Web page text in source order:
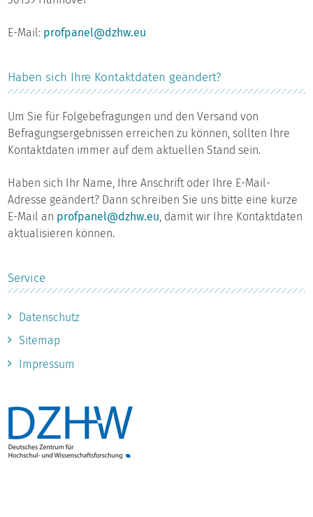
E-Mail: profpanel@dzhw.eu
Haben sich Ihre Kontaktdaten geändert?
Um Sie für Folgebefragungen und den Versand von
Befragungsergebnissen erreichen zu können, sollten Ihre
Kontaktdaten immer auf dem aktuellen Stand sein.
Haben sich Ihr Name, Ihre Anschrift oder Ihre E-Mail-
Adresse geändert? Dann schreiben Sie uns bitte eine kurze
E-Mail an profpanel@dzhw.eu, damit wir Ihre Kontaktdaten
aktualisieren können.
Service
Datenschutz
Sitemap
Impressum